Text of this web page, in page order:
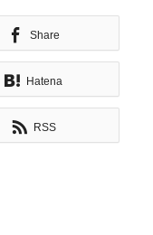
Share
Hatena
RSS